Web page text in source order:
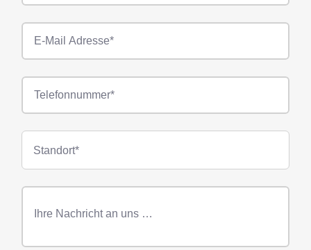
E-
Mail*
Telefonnummer
Standorte
Standort*
Freitext
Nachricht